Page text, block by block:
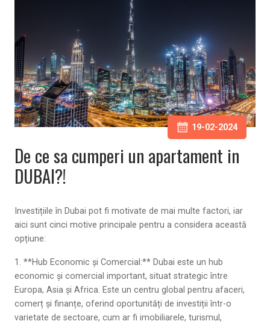
19-02-2024
De ce sa cumperi un apartament in
DUBAI?!
Investițiile în Dubai pot fi motivate de mai multe factori, iar
aici sunt cinci motive principale pentru a considera această
opțiune:
1. **Hub Economic și Comercial:** Dubai este un hub
economic și comercial important, situat strategic între
Europa, Asia și Africa. Este un centru global pentru afaceri,
comerț și finanțe, oferind oportunități de investiții într-o
varietate de sectoare, cum ar fi imobiliarele, turismul,